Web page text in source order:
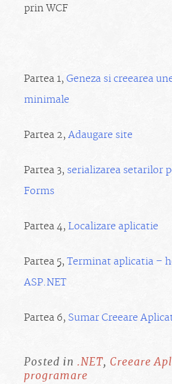
prin WCF
Partea 1, Geneza si creearea
minimale
Partea 2, Adaugare site
Partea 3, serializarea setarilor
Forms
Partea 4, Localizare aplicatie
Partea 5, Terminat aplicatia –
ASP.NET
Partea 6, Sumar Creeare
Posted in .NET, Creeare
programare